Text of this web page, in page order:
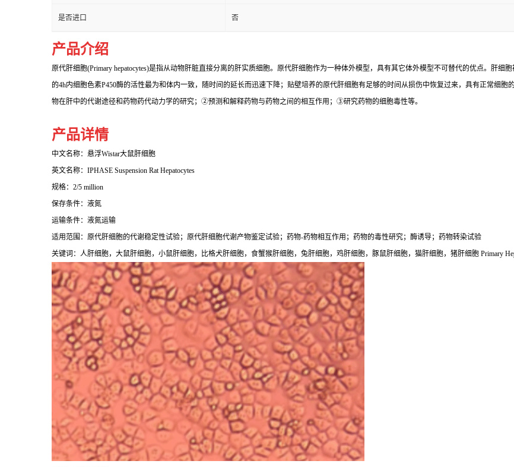
是否进口 否
产品介绍
原代肝细胞(Primary hepatocytes)是指从动物肝脏直接分离的肝实质细胞。原代肝细胞作为一种体外模型，具有其它体外模型不可替代的优点。肝
的4h内细胞色素P450酶的活性最为和体内一致，随时间的延长而迅速下降；贴壁培养的原代肝细胞有足够的时间从损伤中恢复过来，具有正常细
物在肝中的代谢途径和药物药代动力学的研究；②预测和解释药物与药物之间的相互作用；③研究药物的细胞毒性等。
产品详情
中文名称：悬浮Wistar大鼠肝细胞
英文名称：IPHASE Suspension Rat Hepatocytes
规格：2/5 million
保存条件：液氮
运输条件：液氮运输
适用范围：原代肝细胞的代谢稳定性试验；原代肝细胞代谢产物鉴定试验；药物-药物相互作用；药物的毒性研究；酶诱导；药物转染试验
关键词：人肝细胞，大鼠肝细胞，小鼠肝细胞，比格犬肝细胞，食蟹猴肝细胞，兔肝细胞，鸡肝细胞，豚鼠肝细胞，猫肝细胞，猪肝细胞 Primary